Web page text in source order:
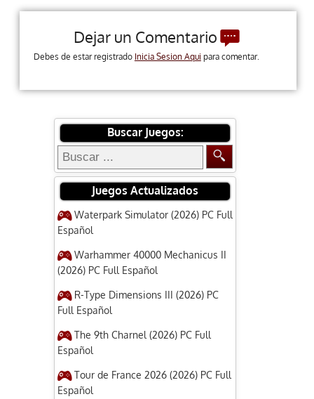
Dejar un Comentario
Debes de estar registrado Inicia Sesion Aqui para comentar.
Buscar Juegos:
Juegos Actualizados
Waterpark Simulator (2026) PC Full
Español
Warhammer 40000 Mechanicus II
(2026) PC Full Español
R-Type Dimensions III (2026) PC
Full Español
The 9th Charnel (2026) PC Full
Español
Tour de France 2026 (2026) PC Full
Español